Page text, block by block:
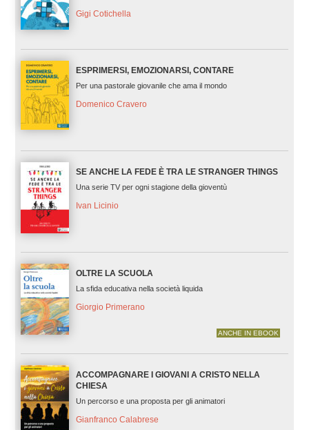
Gigi Cotichella
ESPRIMERSI, EMOZIONARSI, CONTARE
Per una pastorale giovanile che ama il mondo
Domenico Cravero
SE ANCHE LA FEDE È TRA LE STRANGER THINGS
Una serie TV per ogni stagione della gioventù
Ivan Licinio
OLTRE LA SCUOLA
La sfida educativa nella società liquida
Giorgio Primerano
ANCHE IN EBOOK
ACCOMPAGNARE I GIOVANI A CRISTO NELLA
CHIESA
Un percorso e una proposta per gli animatori
Gianfranco Calabrese